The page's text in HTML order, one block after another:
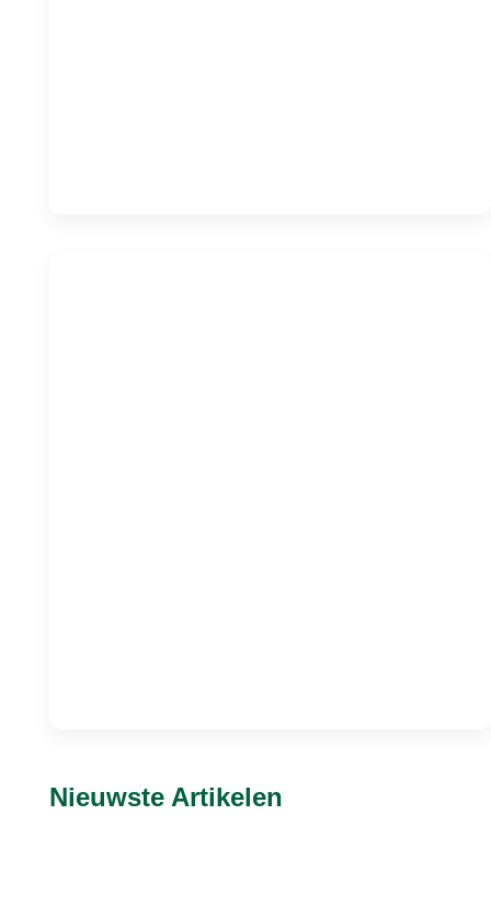
Nieuwste Artikelen